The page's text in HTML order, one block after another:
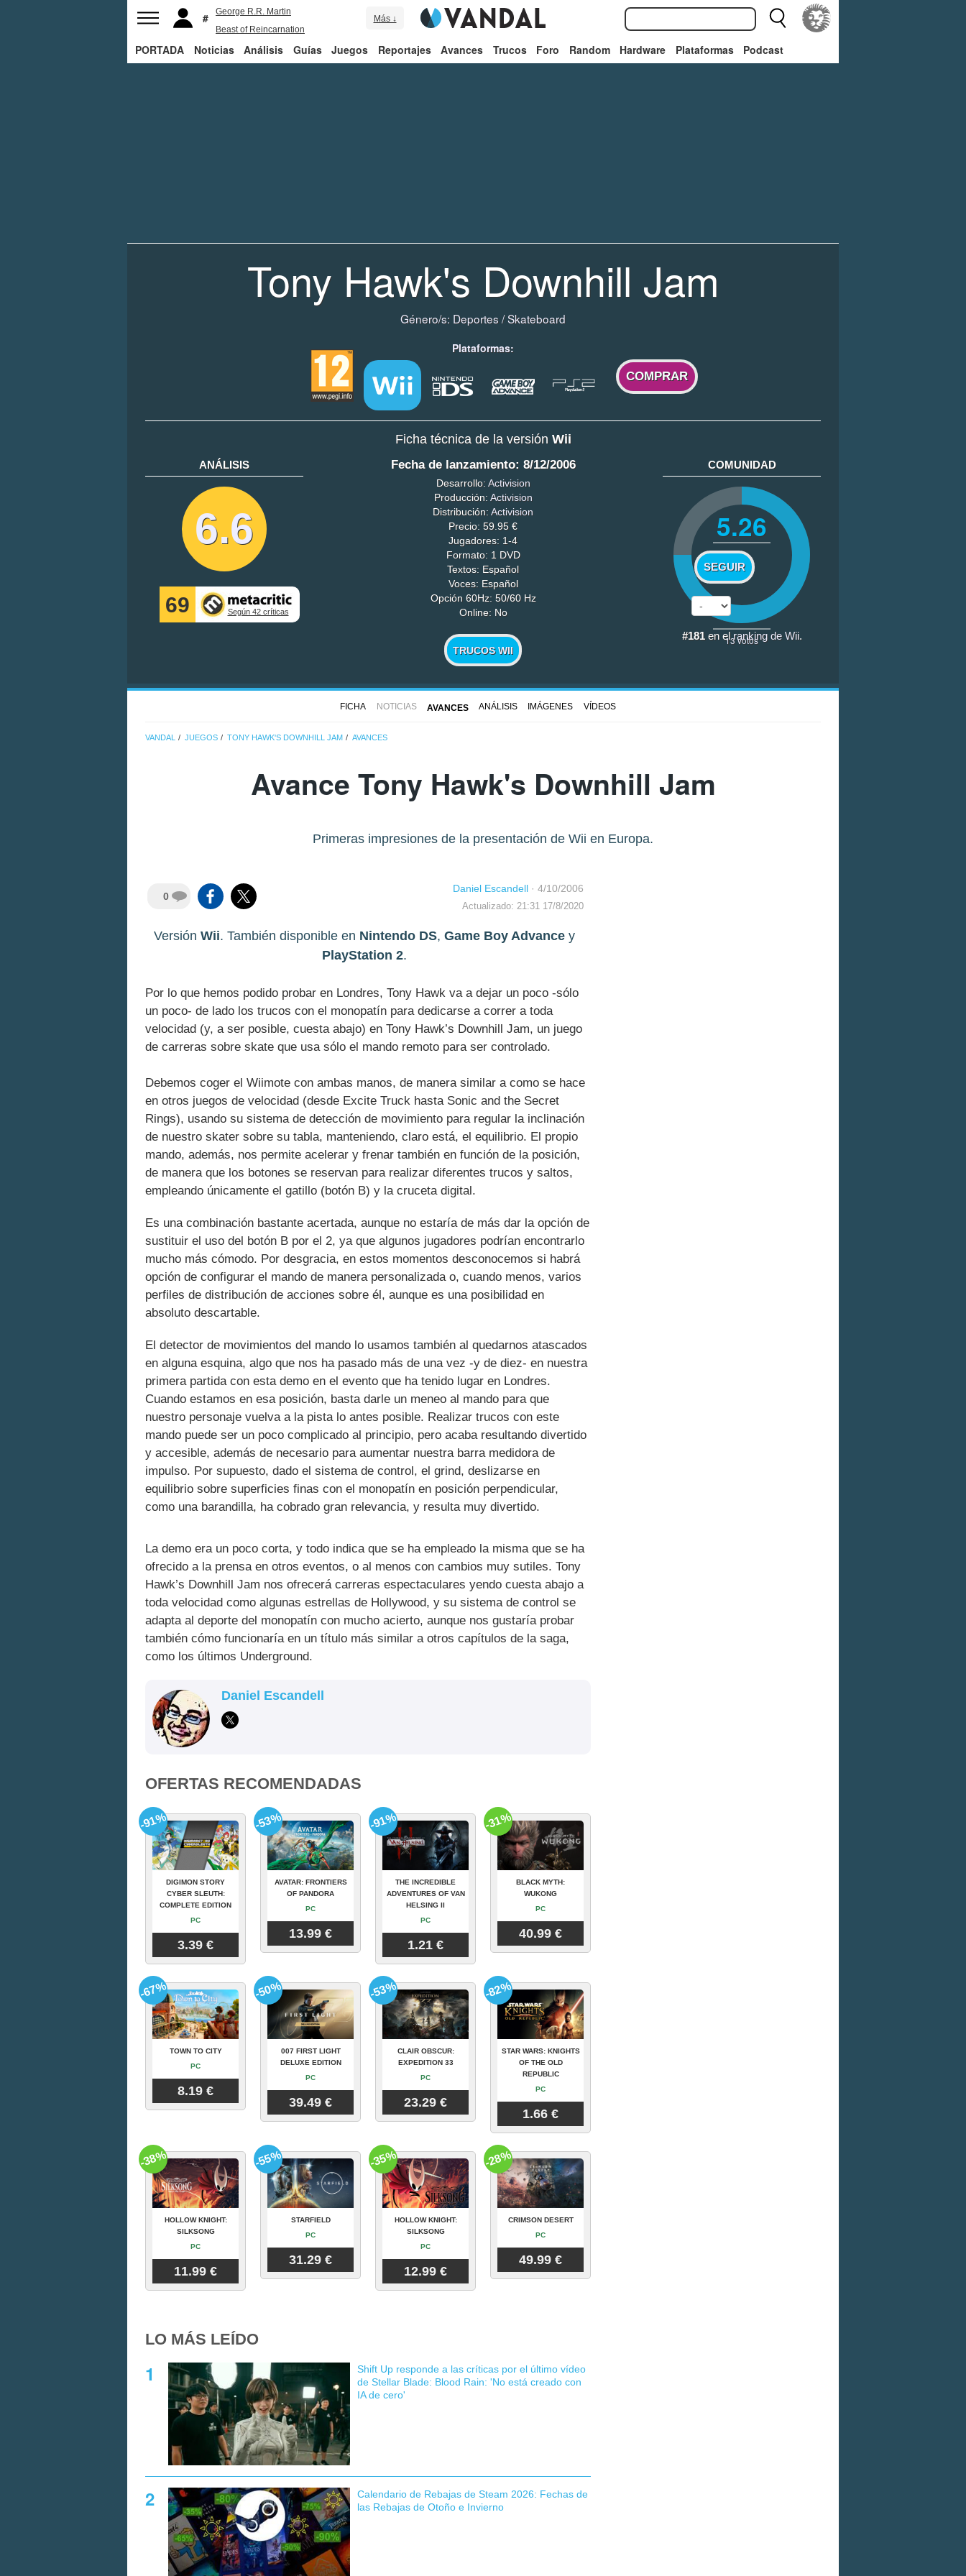
George R.R. Martin
Beast of Reincarnation
The Last of Us
Bill Gates
Más ↓
PORTADA Noticias Análisis Guías Juegos Reportajes Avances Trucos Foro Random Hardware Plataformas Podcast
Tony Hawk's Downhill Jam
Género/s: Deportes/Skateboard
Plataformas:
COMPRAR
Ficha técnica de la versión Wii
ANÁLISIS
6.6
69 Según 42 críticas
Fecha de lanzamiento: 8/12/2006
Desarrollo: Activision
Producción: Activision
Distribución: Activision
Precio: 59.95 €
Jugadores: 1-4
Formato: 1 DVD
Textos: Español
Voces: Español
Opción 60Hz: 50/60 Hz
Online: No
TRUCOS WII
COMUNIDAD
5.26
SEGUIR
13votos
#181en elranking de Wii.
FICHA NOTICIAS AVANCES ANÁLISIS IMÁGENES VÍDEOS
VANDAL JUEGOS TONY HAWK'S DOWNHILL JAM AVANCES
Avance Tony Hawk's Downhill Jam
Primeras impresiones de la presentación de Wii en Europa.
0
Daniel Escandell · 4/10/2006
Actualizado: 21:31 17/8/2020
Versión Wii. También disponible en Nintendo DS, Game Boy Advance y
PlayStation 2.
Por lo que hemos podido probar en Londres, Tony Hawk va a dejar un poco -sólo
un poco- de lado los trucos con el monopatín para dedicarse a correr a toda
velocidad (y, a ser posible, cuesta abajo) en Tony Hawk’s Downhill Jam, un juego
de carreras sobre skate que usa sólo el mando remoto para ser controlado.
Debemos coger el Wiimote con ambas manos, de manera similar a como se hace
en otros juegos de velocidad (desde Excite Truck hasta Sonic and the Secret
Rings), usando su sistema de detección de movimiento para regular la inclinación
de nuestro skater sobre su tabla, manteniendo, claro está, el equilibrio. El propio
mando, además, nos permite acelerar y frenar también en función de la posición,
de manera que los botones se reservan para realizar diferentes trucos y saltos,
empleando únicamente el gatillo (botón B) y la cruceta digital.
Es una combinación bastante acertada, aunque no estaría de más dar la opción de
sustituir el uso del botón B por el 2, ya que algunos jugadores podrían encontrarlo
mucho más cómodo. Por desgracia, en estos momentos desconocemos si habrá
opción de configurar el mando de manera personalizada o, cuando menos, varios
perfiles de distribución de acciones sobre él, aunque es una posibilidad en
absoluto descartable.
El detector de movimientos del mando lo usamos también al quedarnos atascados
en alguna esquina, algo que nos ha pasado más de una vez -y de diez- en nuestra
primera partida con esta demo en el evento que ha tenido lugar en Londres.
Cuando estamos en esa posición, basta darle un meneo al mando para que
nuestro personaje vuelva a la pista lo antes posible. Realizar trucos con este
mando puede ser un poco complicado al principio, pero acaba resultando divertido
y accesible, además de necesario para aumentar nuestra barra medidora de
impulso. Por supuesto, dado el sistema de control, el grind, deslizarse en
equilibrio sobre superficies finas con el monopatín en posición perpendicular,
como una barandilla, ha cobrado gran relevancia, y resulta muy divertido.
La demo era un poco corta, y todo indica que se ha empleado la misma que se ha
ofrecido a la prensa en otros eventos, o al menos con cambios muy sutiles. Tony
Hawk’s Downhill Jam nos ofrecerá carreras espectaculares yendo cuesta abajo a
toda velocidad como algunas estrellas de Hollywood, y su sistema de control se
adapta al deporte del monopatín con mucho acierto, aunque nos gustaría probar
también cómo funcionaría en un título más similar a otros capítulos de la saga,
como los últimos Underground.
Daniel Escandell
OFERTAS RECOMENDADAS
DIGIMON STORY
CYBER SLEUTH:
COMPLETE EDITION
PC
3.39 €
-91%
AVATAR: FRONTIERS
OF PANDORA
PC
13.99 €
-53%
THE INCREDIBLE
ADVENTURES OF VAN
HELSING II
PC
1.21 €
-91%
BLACK MYTH:
WUKONG
PC
40.99 €
-31%
TOWN TO CITY
PC
8.19 €
-67%
007 FIRST LIGHT
DELUXE EDITION
PC
39.49 €
-50%
CLAIR OBSCUR:
EXPEDITION 33
PC
23.29 €
-53%
STAR WARS: KNIGHTS
OF THE OLD
REPUBLIC
PC
1.66 €
-82%
HOLLOW KNIGHT:
SILKSONG
PC
11.99 €
-38%
STARFIELD
PC
31.29 €
-55%
HOLLOW KNIGHT:
SILKSONG
PC
12.99 €
-35%
CRIMSON DESERT
PC
49.99 €
-28%
LO MÁS LEÍDO
Shift Up responde a las críticas por el último vídeo
de Stellar Blade: Blood Rain: 'No está creado con
IA de cero'
Calendario de Rebajas de Steam 2026: Fechas de
las Rebajas de Otoño e Invierno